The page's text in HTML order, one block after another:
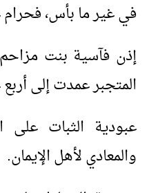
في غير ما بأس، فحرام
إذن فآسية بنت
المتجبر عمدت إلى
عبودية الثبات على
والمعادي لأهل الإيمان.